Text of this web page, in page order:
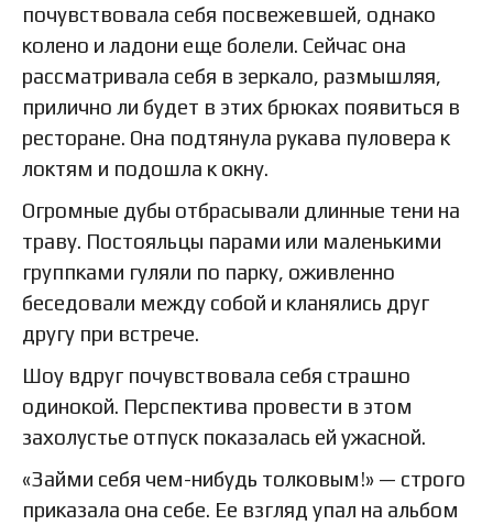
почувствовала себя посвежевшей, однако
колено и ладони еще болели. Сейчас она
рассматривала себя в зеркало, размышляя,
прилично ли будет в этих брюках появиться в
ресторане. Она подтянула рукава пуловера к
локтям и подошла к окну.
Огромные дубы отбрасывали длинные тени на
траву. Постояльцы парами или маленькими
группками гуляли по парку, оживленно
беседовали между собой и кланялись друг
другу при встрече.
Шоу вдруг почувствовала себя страшно
одинокой. Перспектива провести в этом
захолустье отпуск показалась ей ужасной.
«Займи себя чем-нибудь толковым!» — строго
приказала она себе. Ее взгляд упал на альбом